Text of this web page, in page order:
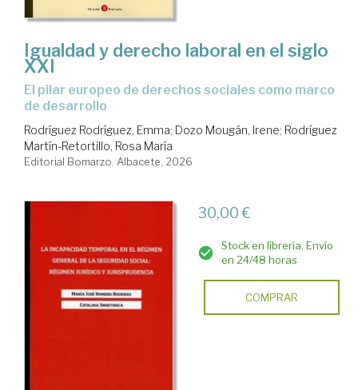
Igualdad y derecho laboral en el siglo
XXI
el pilar europeo de derechos sociales como marco
de desarrollo
Rodríguez Rodríguez, Emma; Dozo Mougán, Irene; Rodríguez
Martín-Retortillo, Rosa María
Editorial Bomarzo. Albacete, 2026
30,00 €
Stock en librería. Envío
en 24/48 horas
COMPRAR